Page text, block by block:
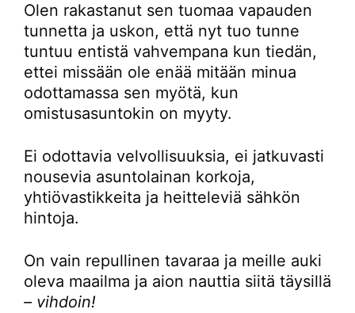
Olen rakastanut sen tuomaa vapauden
tunnetta ja uskon, että nyt tuo tunne
tuntuu entistä vahvempana kun tiedän,
ettei missään ole enää mitään minua
odottamassa sen myötä, kun
omistusasuntokin on myyty.
Ei odottavia velvollisuuksia, ei jatkuvasti
nousevia asuntolainan korkoja,
yhtiövastikkeita ja heitteleviä sähkön
hintoja.
On vain repullinen tavaraa ja meille auki
oleva maailma ja aion nauttia siitä täysillä
– vihdoin!